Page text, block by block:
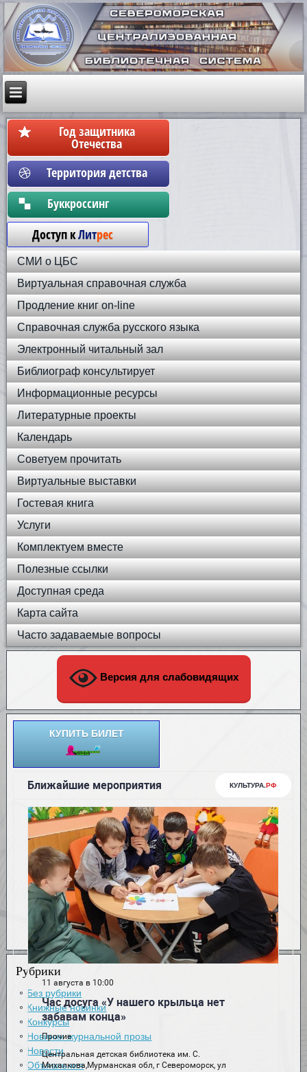
Год защитника
Отечества
Территория детства
Бyккpoccинг
Доступ кЛитрес
СМИ о ЦБС
Виртуальная справочная служба
Продление книг on-line
Справочная служба русского языка
Электронный читальный зал
Библиограф консультирует
Информационные ресурсы
Литературные проекты
Календарь
Советуем прочитать
Виртуальные выставки
Гостевая книга
Услуги
Комплектуем вместе
Полезные ссылки
Доступная среда
Карта сайта
Часто задаваемые вопросы
Версия для слабовидящих
КУПИТЬ БИЛЕТ
Рубрики
Без рубрики
Книжные новинки
Конкурсы
Новинки журнальной прозы
Новости
Объявления